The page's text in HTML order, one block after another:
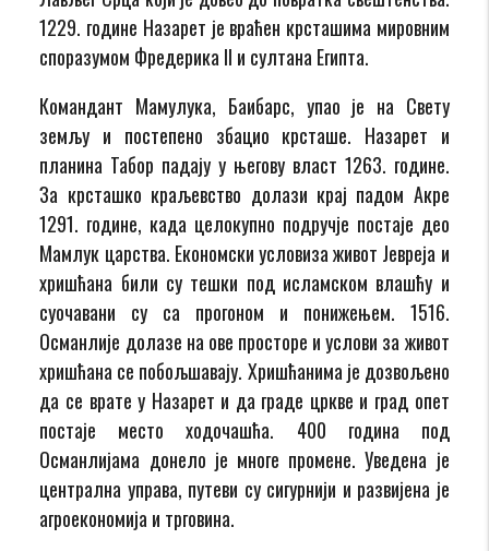
1229. године Назарет је враћен крсташима мировним
споразумом Фредерика II и султана Египта.
Командант Мамулука, Баибарс, упао је на Свету
земљу и постепено збацио крсташе. Назарет и
планина Табор падају у његову власт 1263. године.
За крсташко краљевство долази крај падом Акре
1291. године, када целокупно подручје постаје део
Мамлук царства. Економски условиза живот Јевреја и
хришћана били су тешки под исламском влашћу и
суочавани су са прогоном и понижењем. 1516.
Османлије долазе на ове просторе и услови за живот
хришћана се побољшавају. Хришћанима је дозвољено
да се врате у Назарет и да граде цркве и град опет
постаје место ходочашћа. 400 година под
Османлијама донело је многе промене. Уведена је
централна управа, путеви су сигурнији и развијена је
агроекономија и трговина.